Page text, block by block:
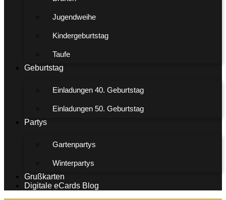
Jugendweihe
Kindergeburtstag
Taufe
Geburtstag
Einladungen 40. Geburtstag
Einladungen 50. Geburtstag
Partys
Gartenpartys
Winterpartys
Grußkarten
Digitale eCards Blog